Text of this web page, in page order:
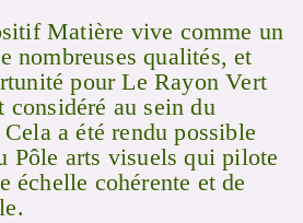
Matière vive comme un
nombreuses qualités, et
pour Le Rayon Vert
considéré au sein du
a été rendu possible
Pôle arts visuels qui pilote
échelle cohérente et de